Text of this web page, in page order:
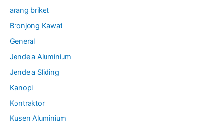
arang briket
Bronjong Kawat
General
Jendela Aluminium
Jendela Sliding
Kanopi
Kontraktor
Kusen Aluminium